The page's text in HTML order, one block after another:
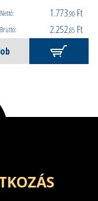
Nettó: 1.773,90 Ft
Bruttó: 2.252,85 Ft